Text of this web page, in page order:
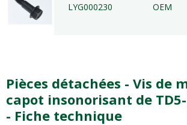
LYG000230 OEM
Pièces détachées - Vis de
capot insonorisant de
- Fiche technique